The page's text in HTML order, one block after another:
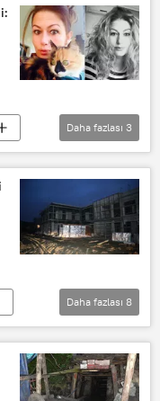
Daha fazlası 3
Daha fazlası 8